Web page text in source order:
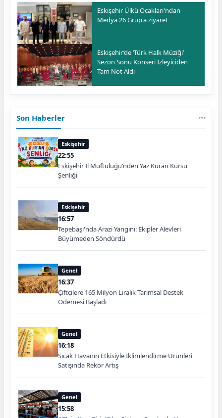
Eskişehir Ülkü Ocakları'ndan
Medya 26 Grup'a ziyaret
Eskişehir’de ‘Türk Halk Müziği’
Sezon Sonu Konseri İzleyiciden
Tam Not Aldı
Son Haberler
Eskişehir
22:55
Eskişehir İl Müftülüğü’nden Yaz Kuran Kursu
Şenliği
Eskişehir
16:57
Tepebaşı'nda Arazi Yangını: Ekipler Alevleri
Büyümeden Söndürdü
Genel
16:37
Çiftçilere 165 Milyon Liralık Tarımsal Destek
Ödemesi Başladı
Genel
16:18
Sıcak Havanın Etkisiyle İklimlendirme Ürünleri
Satışında Rekor Artış
Genel
15:58